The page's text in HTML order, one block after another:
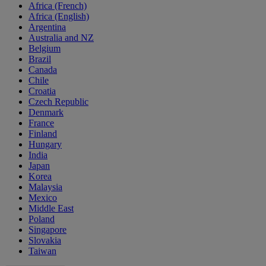
Africa (French)
Africa (English)
Argentina
Australia and NZ
Belgium
Brazil
Canada
Chile
Croatia
Czech Republic
Denmark
France
Finland
Hungary
India
Japan
Korea
Malaysia
Mexico
Middle East
Poland
Singapore
Slovakia
Taiwan